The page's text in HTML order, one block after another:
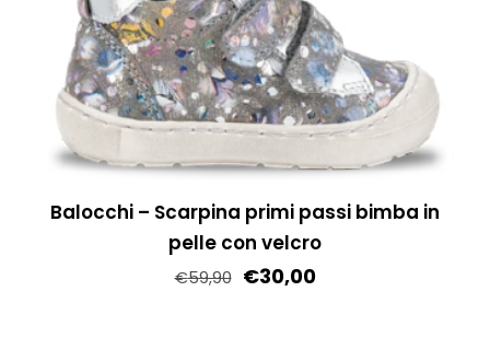
più
varianti.
Le
opzioni
possono
essere
scelte
nella
del
Balocchi – Scarpina primi passi bimba in
pelle con velcro
€59,90 €30,00